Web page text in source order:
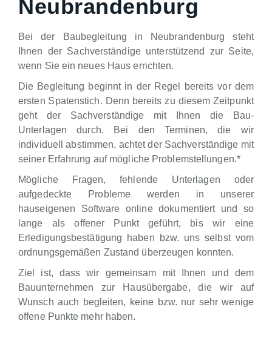
Neubrandenburg
Bei der Baubegleitung in Neubrandenburg steht
Ihnen der Sachverständige unterstützend zur Seite,
wenn Sie ein neues Haus errichten.
Die Begleitung beginnt in der Regel bereits vor dem
ersten Spatenstich. Denn bereits zu diesem Zeitpunkt
geht der Sachverständige mit Ihnen die Bau-
Unterlagen durch. Bei den Terminen, die wir
individuell abstimmen, achtet der Sachverständige mit
seiner Erfahrung auf mögliche Problemstellungen.*
Mögliche Fragen, fehlende Unterlagen oder
aufgedeckte Probleme werden in unserer
hauseigenen Software online dokumentiert und so
lange als offener Punkt geführt, bis wir eine
Erledigungsbestätigung haben bzw. uns selbst vom
ordnungsgemäßen Zustand überzeugen konnten.
Ziel ist, dass wir gemeinsam mit Ihnen und dem
Bauunternehmen zur Hausübergabe, die wir auf
Wunsch auch begleiten, keine bzw. nur sehr wenige
offene Punkte mehr haben.